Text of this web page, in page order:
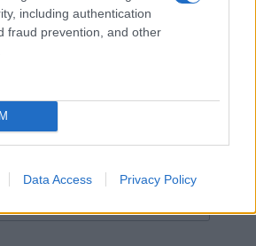
including authentication
fraud prevention, and other
Data Access Privacy Policy
di Gallura Oggi e ricevi le nostre
le ultime notizie pubblicate
*campo obbligatorio